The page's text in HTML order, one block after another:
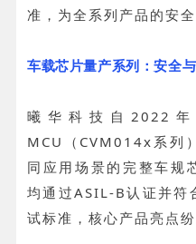
准，为全系列产品的安全
车载芯片量产系列：安全
曦华科技自2022
MCU（CVM014x系列
同应用场景的完整车规
均通过ASIL-B认证并符
试标准，核心产品亮点纷